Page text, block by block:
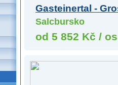
Gasteinertal -
Salcbursko
od 5 852 Kč /